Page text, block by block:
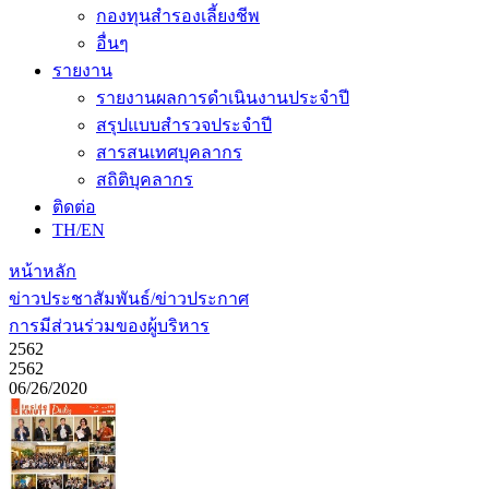
กองทุนสำรองเลี้ยงชีพ
อื่นๆ
รายงาน
รายงานผลการดำเนินงานประจำปี
สรุปแบบสำรวจประจำปี
สารสนเทศบุคลากร
สถิติบุคลากร
ติดต่อ
TH/EN
หน้าหลัก
ข่าวประชาสัมพันธ์/ข่าวประกาศ
การมีส่วนร่วมของผู้บริหาร
2562
2562
06/26/2020